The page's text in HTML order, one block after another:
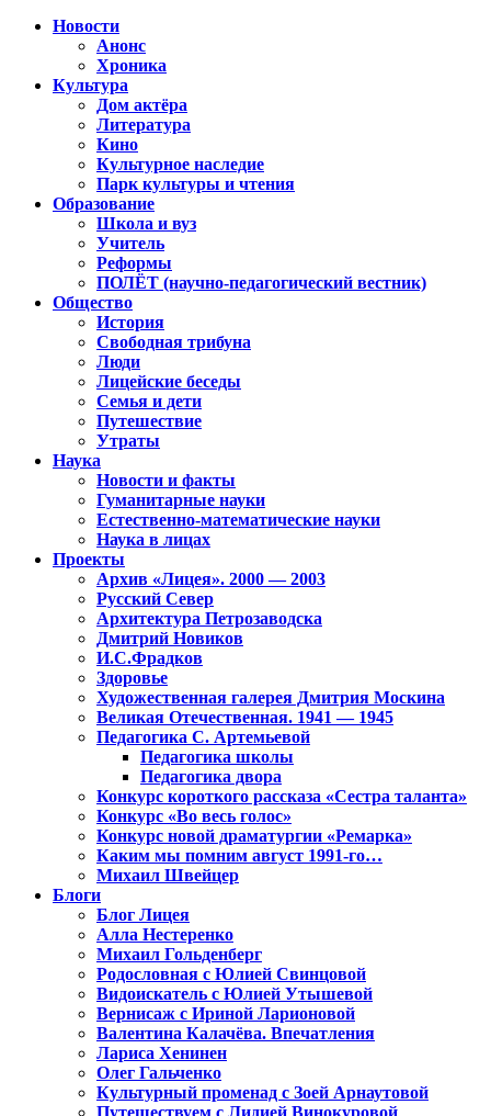
Новости
Анонс
Хроника
Культура
Дом актёра
Литература
Кино
Культурное наследие
Парк культуры и чтения
Образование
Школа и вуз
Учитель
Реформы
ПОЛЁТ (научно-педагогический вестник)
Общество
История
Свободная трибуна
Люди
Лицейские беседы
Семья и дети
Путешествие
Утраты
Наука
Новости и факты
Гуманитарные науки
Естественно-математические науки
Наука в лицах
Проекты
Архив «Лицея». 2000 — 2003
Русский Север
Архитектура Петрозаводска
Дмитрий Новиков
И.С.Фрадков
Здоровье
Художественная галерея Дмитрия Москина
Великая Отечественная. 1941 — 1945
Педагогика С. Артемьевой
Педагогика школы
Педагогика двора
Конкурс короткого рассказа «Сестра таланта»
Конкурс «Во весь голос»
Конкурс новой драматургии «Ремарка»
Каким мы помним август 1991-го…
Михаил Швейцер
Блоги
Блог Лицея
Алла Нестеренко
Михаил Гольденберг
Родословная с Юлией Свинцовой
Видоискатель с Юлией Утышевой
Вернисаж с Ириной Ларионовой
Валентина Калачёва. Впечатления
Лариса Хенинен
Олег Гальченко
Культурный променад с Зоей Арнаутовой